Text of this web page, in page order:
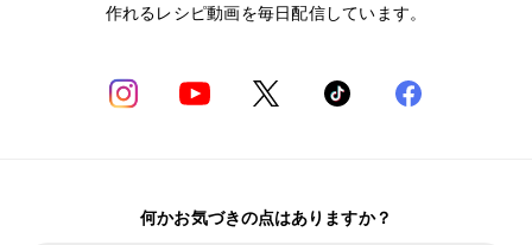
作れるレシピ動画を毎日配信しています。
何かお気づきの点はありますか？